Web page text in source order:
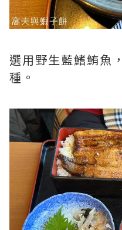
選用野生藍鰭鮪魚
種。